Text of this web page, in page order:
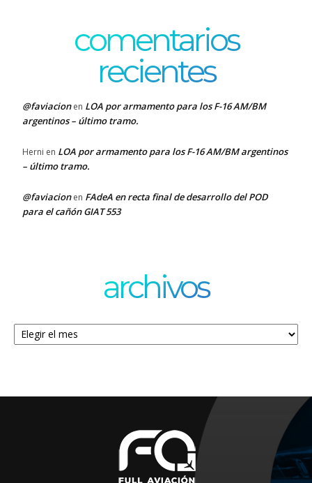
comentarios
recientes
@faviacionen LOA por armamento para los F-16 AM/BM
argentinos – último tramo.
Herni en LOA por armamento para los F-16 AM/BM argentinos
– último tramo.
@faviacionen FAdeA en recta final de desarrollo del POD
para el cañón GIAT 553
archivos
Archivos